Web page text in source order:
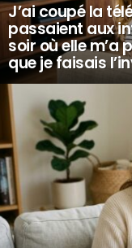
J’ai coupé la
passaient aux
soir où elle m’a
que je faisais